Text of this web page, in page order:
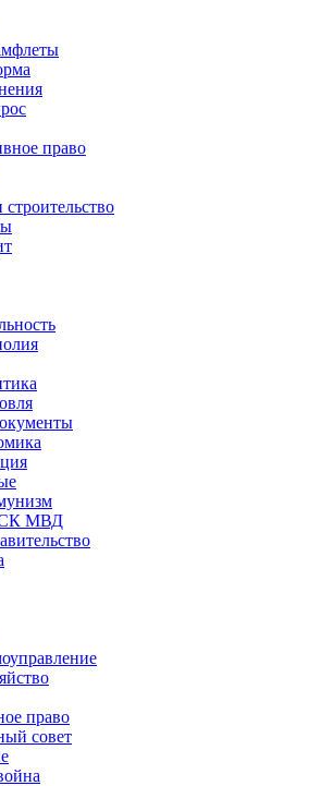
право
строительство
МВД
право
совет